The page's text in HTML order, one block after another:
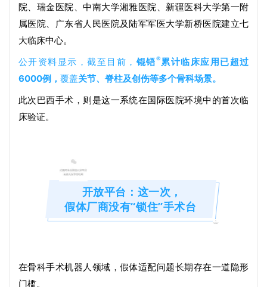
院、瑞金医院、中南大学湘雅医院、新疆医科大学第一附
属医院、广东省人民医院及陆军军医大学新桥医院建立七
大临床中心。
公开资料显示，截至目前， 锟铻®累计临床应用已超过
6000例， 覆盖关节、脊柱及创伤等多个骨科场景。
此次巴西手术，则是这一系统在国际医院环境中的首次临
床验证。
开放平台：这一次，
假体厂商没有“锁住”手术台
在骨科手术机器人领域，假体适配问题长期存在一道隐形
门槛。